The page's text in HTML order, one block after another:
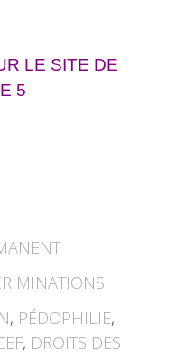
LE SITE DE
5
, PÉDOPHILIE,
, DROITS DES